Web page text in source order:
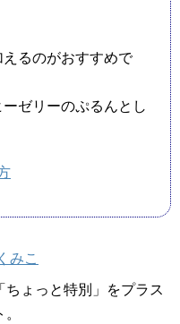
るのがおすすめで
ゼリーのぷるんとし
みこ
ちょっと特別」をプラス